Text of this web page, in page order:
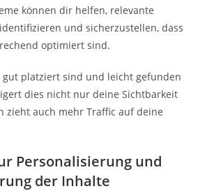
können dir helfen, relevante
und sicherzustellen, dass
optimiert sind.
gut platziert sind und leicht gefunden
dies nicht nur deine Sichtbarkeit
zieht auch mehr Traffic auf deine
Personalisierung und
der Inhalte